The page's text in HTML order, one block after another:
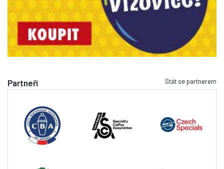
Partneři Stát se partnerem